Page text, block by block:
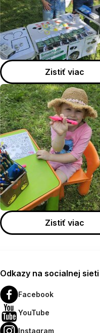
Zistiť viac
Zistiť viac
Odkazy na socialnej sieti
Facebook
YouTube
Instagram